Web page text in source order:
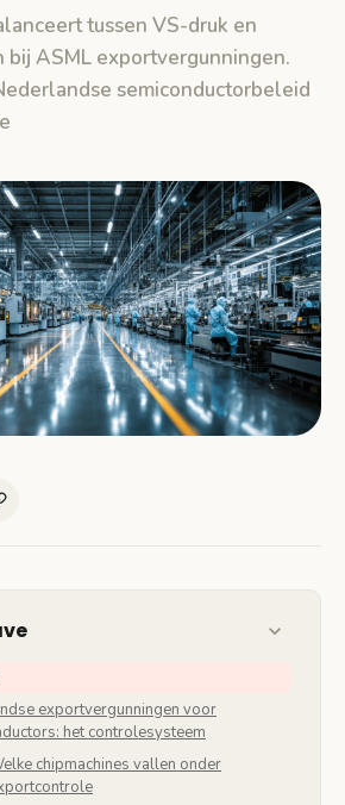
tussen VS-druk en
bij ASML exportvergunningen.
semiconductorbeleid
exportvergunningen voor
het controlesysteem
chipmachines vallen onder